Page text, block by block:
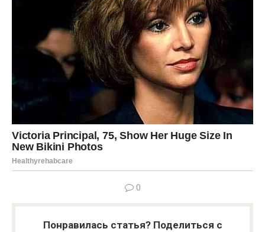
0
Понравилась статья? Поделиться с